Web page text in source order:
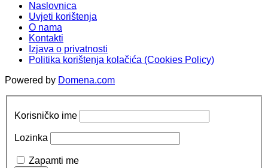
Naslovnica
Uvjeti korištenja
O nama
Kontakti
Izjava o privatnosti
Politika korištenja kolačića (Cookies Policy)
Powered by Domena.com
Korisničko ime
Lozinka
Zapamti me